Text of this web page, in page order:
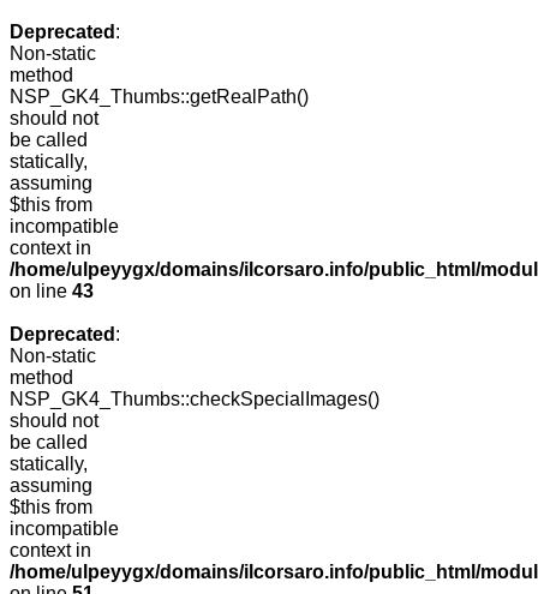
Deprecated :
Non-static
method
NSP_GK4_Thumbs::getRealPath()
should not
be called
statically,
assuming
$this from
incompatible
context in
/home/ulpeyygx/domains/ilcorsaro.info/public_html/
on line 43
Deprecated :
Non-static
method
NSP_GK4_Thumbs::checkSpecialImages()
should not
be called
statically,
assuming
$this from
incompatible
context in
/home/ulpeyygx/domains/ilcorsaro.info/public_html/